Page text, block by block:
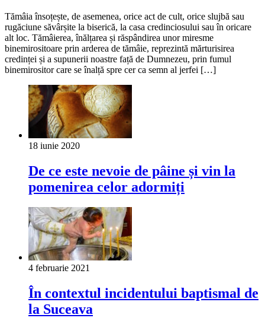
Tămâia însoțește, de asemenea, orice act de cult, orice slujbă sau
rugăciune săvârșite la biserică, la casa credinciosului sau în oricare
alt loc. Tămâierea, înălțarea și răspândirea unor miresme
binemirositoare prin arderea de tămâie, reprezintă mărturisirea
credinței și a supunerii noastre față de Dumnezeu, prin fumul
binemirositor care se înalță spre cer ca semn al jerfei […]
18 iunie 2020
De ce este nevoie de pâine și vin la
pomenirea celor adormiți
4 februarie 2021
În contextul incidentului baptismal de
la Suceava